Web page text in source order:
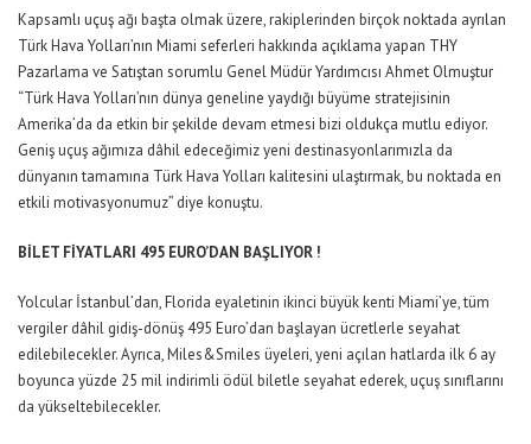
Kapsamlı uçuş ağı başta olmak üzere, rakiplerinden birçok noktada ayrılan
Türk Hava Yolları’nın Miami seferleri hakkında açıklama yapan THY
Pazarlama ve Satıştan sorumlu Genel Müdür Yardımcısı Ahmet Olmuştur
“Türk Hava Yolları’nın dünya geneline yaydığı büyüme stratejisinin
Amerika’da da etkin bir şekilde devam etmesi bizi oldukça mutlu ediyor.
Geniş uçuş ağımıza dâhil edeceğimiz yeni destinasyonlarımızla da
dünyanın tamamına Türk Hava Yolları kalitesini ulaştırmak, bu noktada en
etkili motivasyonumuz” diye konuştu.
BİLET FİYATLARI 495 EURO’DAN BAŞLIYOR !
Yolcular İstanbul’dan, Florida eyaletinin ikinci büyük kenti Miami’ye, tüm
vergiler dâhil gidiş-dönüş 495 Euro’dan başlayan ücretlerle seyahat
edilebilecekler. Ayrıca, Miles&Smiles üyeleri, yeni açılan hatlarda ilk 6 ay
boyunca yüzde 25 mil indirimli ödül biletle seyahat ederek, uçuş sınıflarını
da yükseltebilecekler.